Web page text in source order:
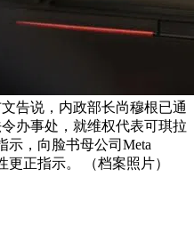
告说，内政部长尚穆根已通
办事处，就维权代表可琪拉
示，向脸书母公司Meta
更正指示。 （档案照片）